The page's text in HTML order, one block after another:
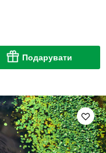
Подарувати